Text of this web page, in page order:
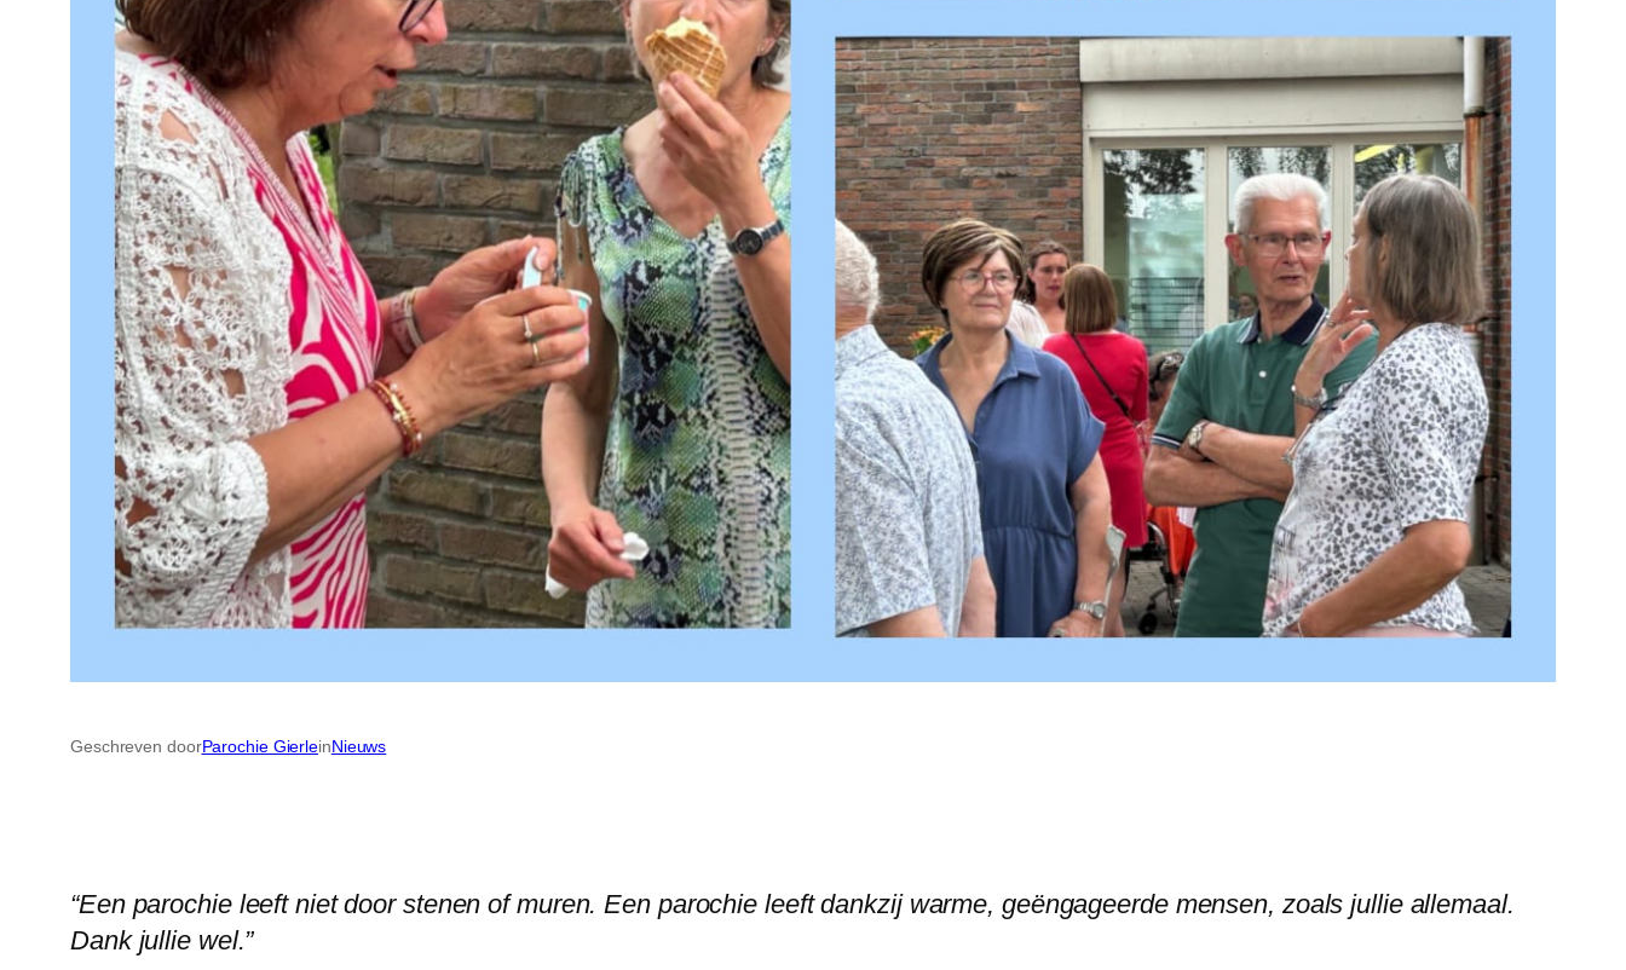
Geschreven doorParochie GierleinNieuws
“Een parochie leeft niet door stenen of muren. Een parochie leeft dankzij warme, geëngageerde mensen, zoals jullie allemaal.
Dank jullie wel.”